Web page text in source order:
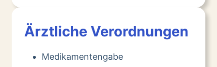
Ärztliche Verordnungen
Medikamentengabe